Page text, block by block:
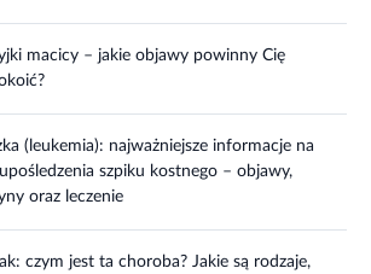
macicy – jakie objawy powinny Cię
(leukemia): najważniejsze informacje na
szpiku kostnego – objawy,
oraz leczenie
czym jest ta choroba? Jakie są rodzaje,